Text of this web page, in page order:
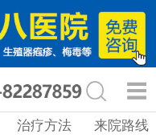
治疗方法 来院路线